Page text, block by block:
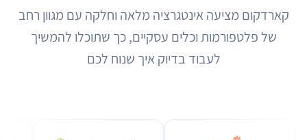
קארדקום מציעה אינטגרציה מלאה וחלקה עם מגוון רחב
של פלטפורמות וכלים עסקיים, כך שתוכלו להמשיך
לעבוד בדיוק איך שנוח לכם